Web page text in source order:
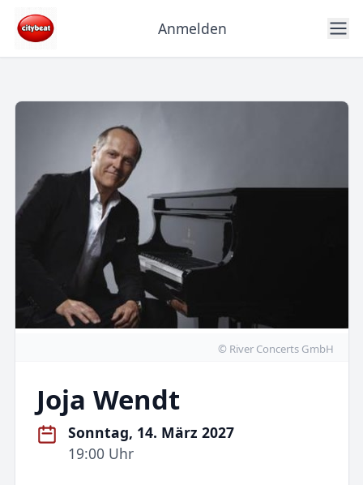
Anmelden
© River Concerts GmbH
Joja Wendt
Sonntag, 14. März 2027
19:00 Uhr